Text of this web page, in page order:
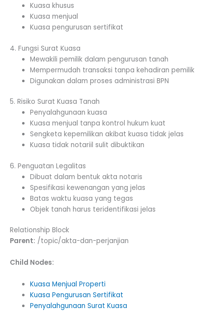
Kuasa khusus
Kuasa menjual
Kuasa pengurusan sertifikat
4. Fungsi Surat Kuasa
Mewakili pemilik dalam pengurusan tanah
Mempermudah transaksi tanpa kehadiran pemilik
Digunakan dalam proses administrasi BPN
5. Risiko Surat Kuasa Tanah
Penyalahgunaan kuasa
Kuasa menjual tanpa kontrol hukum kuat
Sengketa kepemilikan akibat kuasa tidak jelas
Kuasa tidak notariil sulit dibuktikan
6. Penguatan Legalitas
Dibuat dalam bentuk akta notaris
Spesifikasi kewenangan yang jelas
Batas waktu kuasa yang tegas
Objek tanah harus teridentifikasi jelas
Relationship Block
Parent: /topic/akta-dan-perjanjian
Child Nodes:
Kuasa Menjual Properti
Kuasa Pengurusan Sertifikat
Penyalahgunaan Surat Kuasa